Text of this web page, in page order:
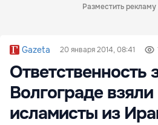
Разместить рекламу
Gazeta 20 января 2014, 08:41
Ответственность
Волгограде
исламисты из